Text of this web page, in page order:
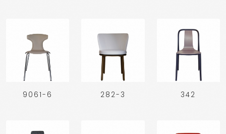
9061-6 282-3 342